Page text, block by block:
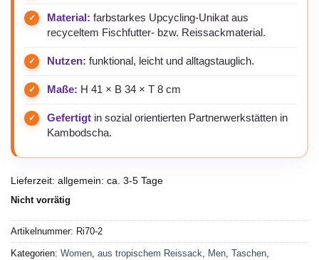
Material: farbstarkes Upcycling-Unikat aus
recyceltem Fischfutter- bzw. Reissackmaterial.
Nutzen: funktional, leicht und alltagstauglich.
Maße: H 41 × B 34 × T 8 cm
Gefertigt in sozial orientierten Partnerwerkstätten in
Kambodscha.
Lieferzeit: allgemein: ca. 3-5 Tage
Nicht vorrätig
Artikelnummer: Ri70-2
Kategorien: Women, aus tropischem Reissack, Men, Taschen,